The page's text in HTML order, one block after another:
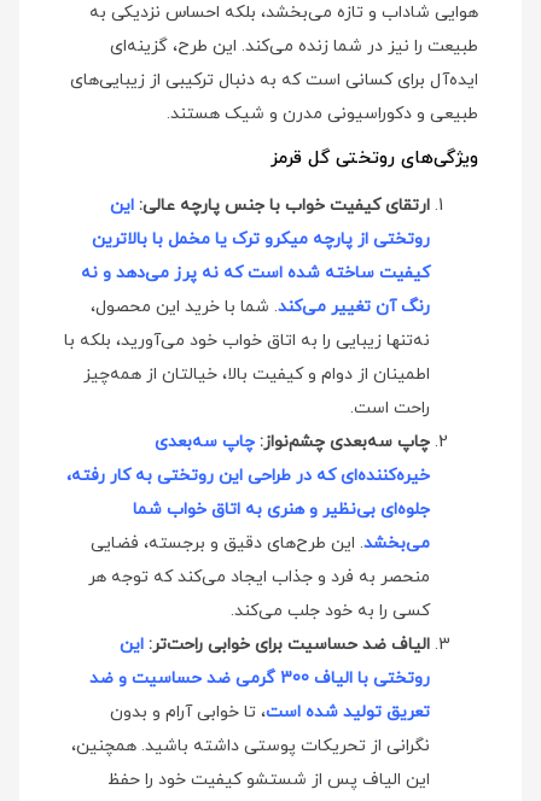
هوایی شاداب و تازه می‌بخشد، بلکه احساس نزدیکی به
طبیعت را نیز در شما زنده می‌کند. این طرح، گزینه‌ای
ایده‌آل برای کسانی است که به دنبال ترکیبی از زیبایی‌های
طبیعی و دکوراسیونی مدرن و شیک هستند.
ویژگی‌های روتختی گل قرمز
ارتقای کیفیت خواب با جنس پارچه عالی: این
روتختی از پارچه میکرو ترک یا مخمل با بالاترین
کیفیت ساخته شده است که نه پرز می‌دهد و نه
رنگ آن تغییر می‌کند. شما با خرید این محصول،
نه‌تنها زیبایی را به اتاق خواب خود می‌آورید، بلکه با
اطمینان از دوام و کیفیت بالا، خیالتان از همه‌چیز
راحت است.
چاپ سه‌بعدی چشم‌نواز: چاپ سه‌بعدی
خیره‌کننده‌ای که در طراحی این روتختی به کار رفته،
جلوه‌ای بی‌نظیر و هنری به اتاق خواب شما
می‌بخشد. این طرح‌های دقیق و برجسته، فضایی
منحصر به فرد و جذاب ایجاد می‌کند که توجه هر
کسی را به خود جلب می‌کند.
الیاف ضد حساسیت برای خوابی راحت‌تر: این
روتختی با الیاف 300 گرمی ضد حساسیت و ضد
تعریق تولید شده است، تا خوابی آرام و بدون
نگرانی از تحریکات پوستی داشته باشید. همچنین،
این الیاف پس از شستشو کیفیت خود را حفظ